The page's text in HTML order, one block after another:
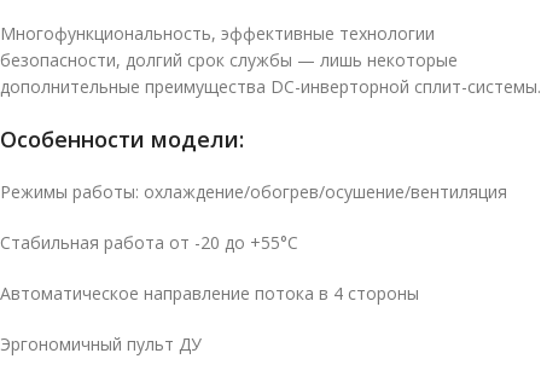
Многофункциональность, эффективные технологии
безопасности, долгий срок службы — лишь некоторые
дополнительные преимущества DC-инверторной сплит-системы.
Особенности модели:
Режимы работы: охлаждение/обогрев/осушение/вентиляция
Стабильная работа от -20 до +55°C
Автоматическое направление потока в 4 стороны
Эргономичный пульт ДУ